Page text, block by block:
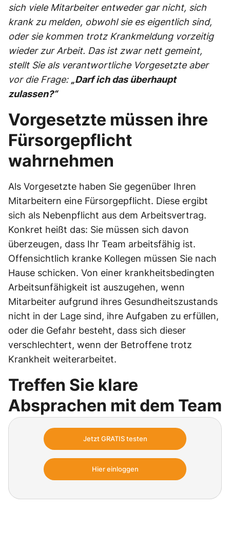
sich viele Mitarbeiter entweder gar nicht, sich
krank zu melden, obwohl sie es eigentlich sind,
oder sie kommen trotz Krankmeldung vorzeitig
wieder zur Arbeit. Das ist zwar nett gemeint,
stellt Sie als verantwortliche Vorgesetzte aber
vor die Frage: „Darf ich das überhaupt
zulassen?“
Vorgesetzte müssen ihre
Fürsorgepflicht
wahrnehmen
Als Vorgesetzte haben Sie gegenüber Ihren
Mitarbeitern eine Fürsorgepflicht. Diese ergibt
sich als Nebenpflicht aus dem Arbeitsvertrag.
Konkret heißt das: Sie müssen sich davon
überzeugen, dass Ihr Team arbeitsfähig ist.
Offensichtlich kranke Kollegen müssen Sie nach
Hause schicken. Von einer krankheitsbedingten
Arbeitsunfähigkeit ist auszugehen, wenn
Mitarbeiter aufgrund ihres Gesundheitszustands
nicht in der Lage sind, ihre Aufgaben zu erfüllen,
oder die Gefahr besteht, dass sich dieser
verschlechtert, wenn der Betroffene trotz
Krankheit weiterarbeitet.
Treffen Sie klare
Absprachen mit dem Team
Vereinbaren Sie mit Ihren Mitarbeitern, wann
diese zu Hause bleiben, wenn sie krank sind.
Kommunizieren Sie hierzu die folgenden Regeln:
Testen Sie jetzt „PflegeVorsprung“ und
Jetzt GRATIS testen
Hier einloggen